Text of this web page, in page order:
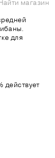
магазин
для
действует